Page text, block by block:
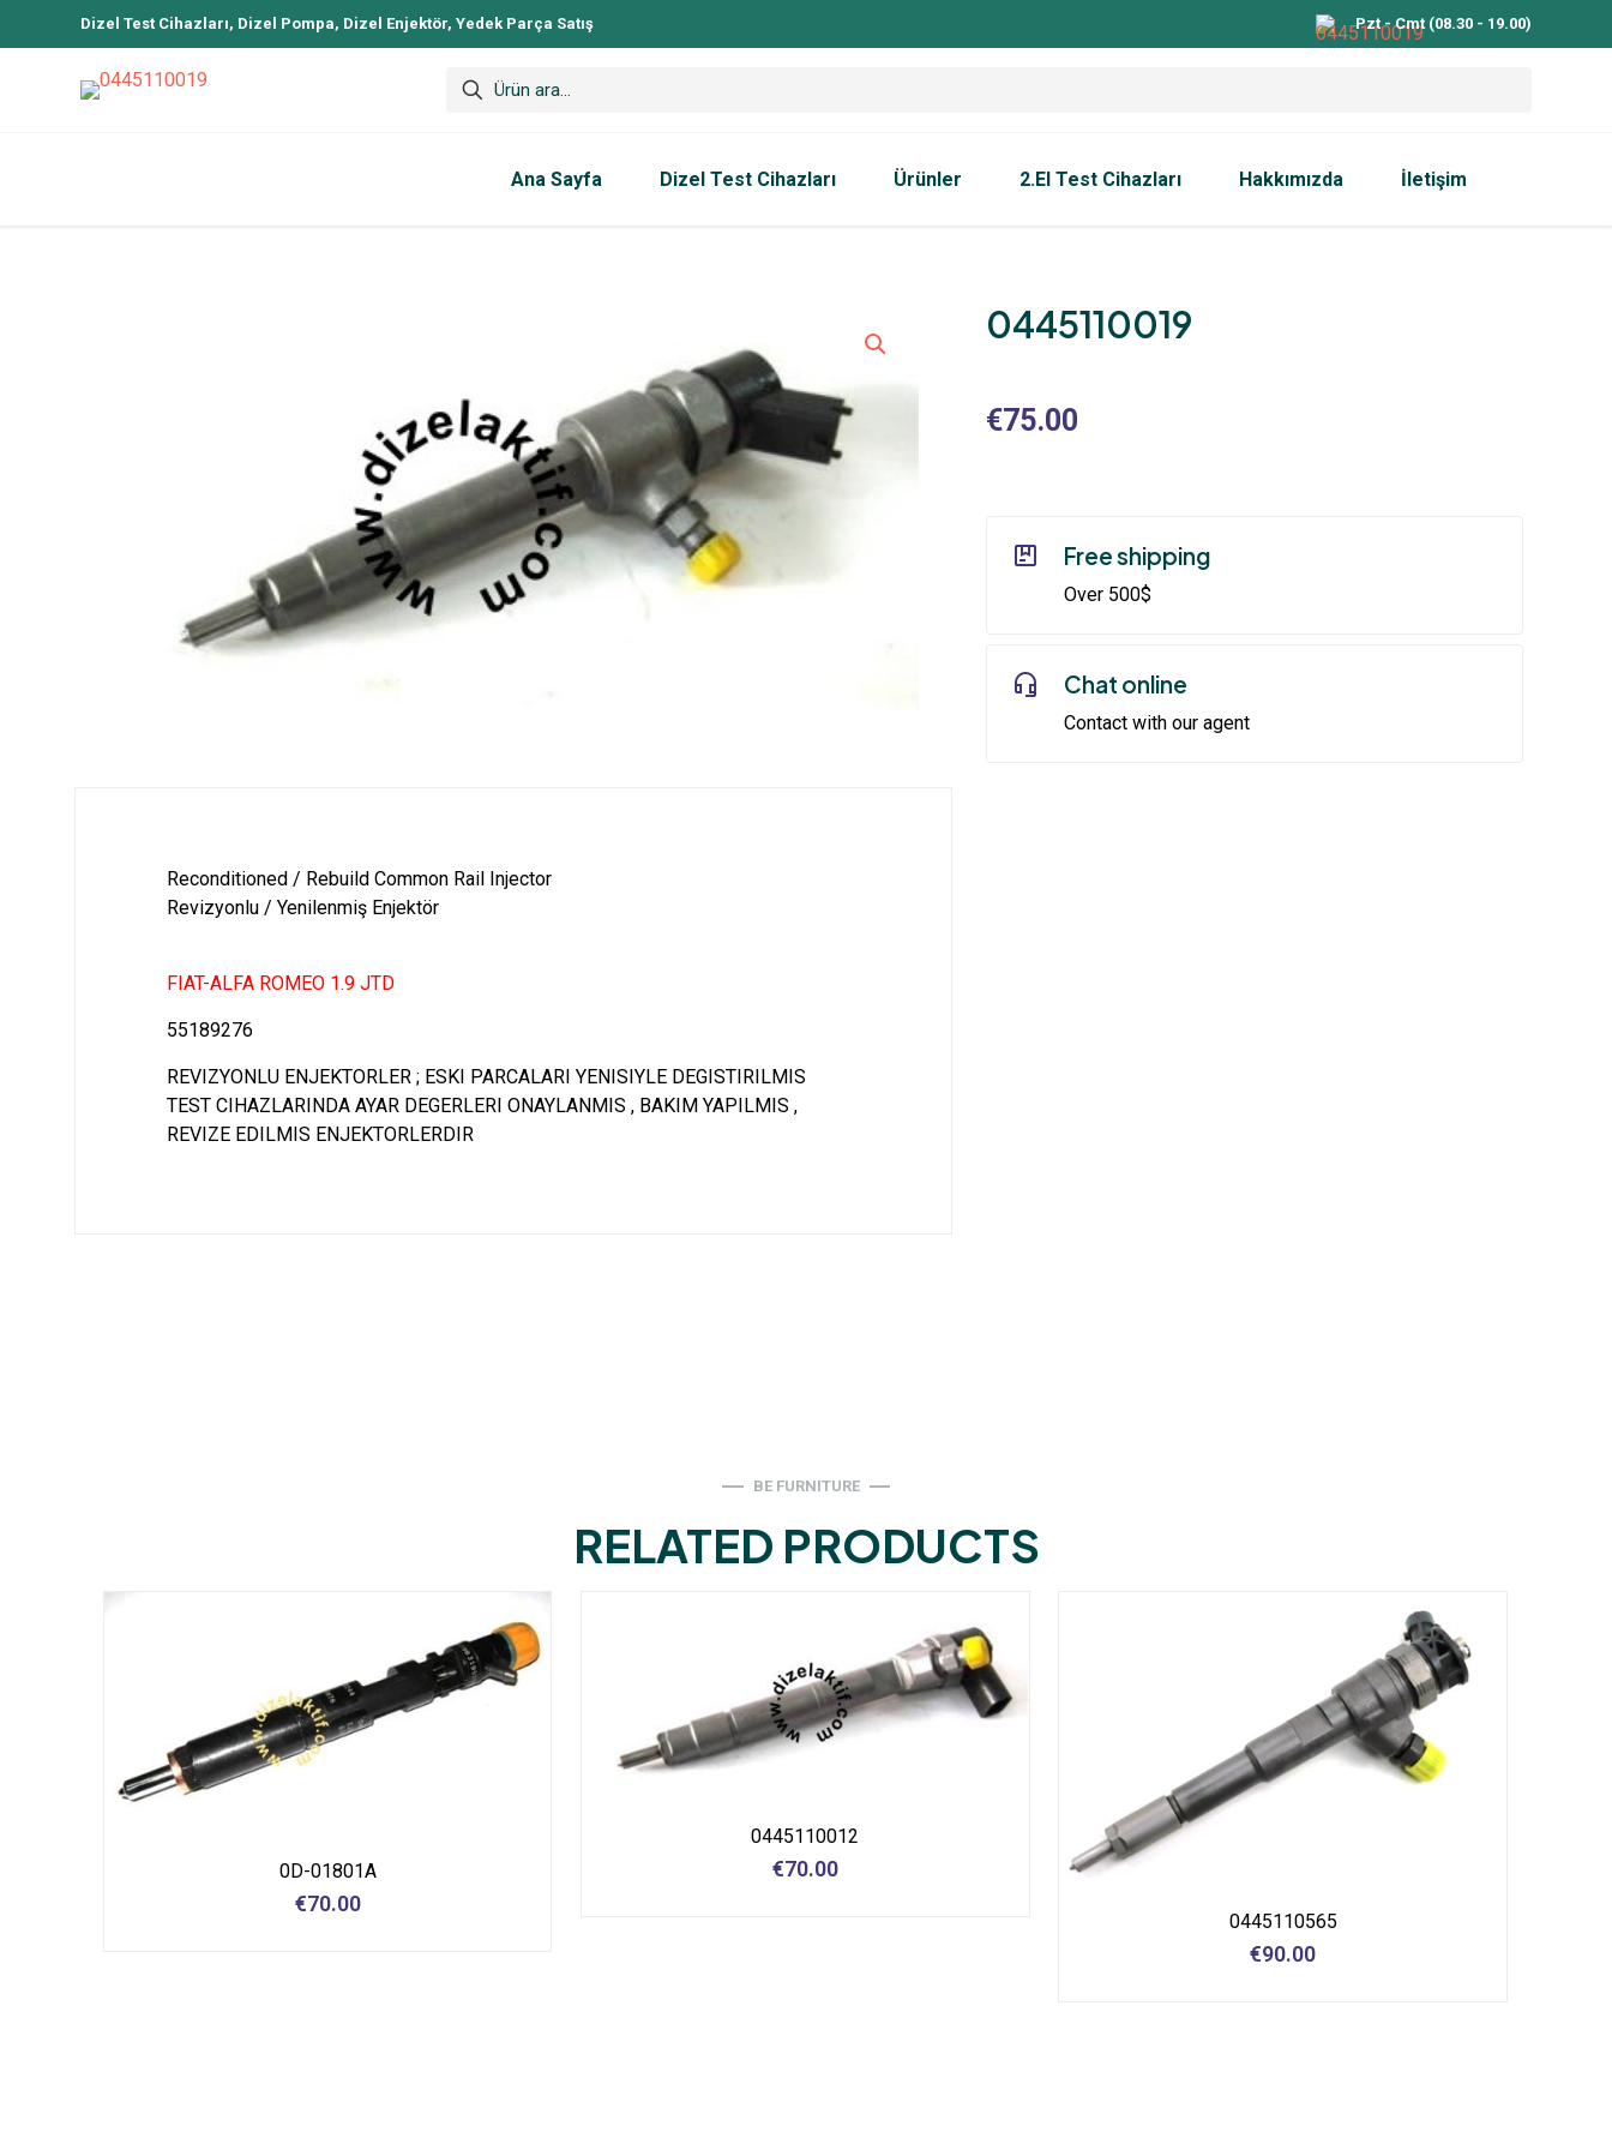
Dizel Test Cihazları, Dizel Pompa, Dizel Enjektör, Yedek Parça Satış Pzt - Cmt (08.30 - 19.00)
Ana Sayfa Dizel Test Cihazları Ürünler 2.El Test Cihazları Hakkımızda İletişim
0445110019
€75.00
Free shipping
Over 500$
Chat online
Contact with our agent
Reconditioned / Rebuild Common Rail Injector
Revizyonlu / Yenilenmiş Enjektör
FIAT-ALFA ROMEO 1.9 JTD
55189276
REVIZYONLU ENJEKTORLER ; ESKI PARCALARI YENISIYLE DEGISTIRILMIS
TEST CIHAZLARINDA AYAR DEGERLERI ONAYLANMIS , BAKIM YAPILMIS ,
REVIZE EDILMIS ENJEKTORLERDIR
BE FURNITURE
RELATED PRODUCTS
0D-01801A
€70.00
0445110012
€70.00
0445110565
€90.00